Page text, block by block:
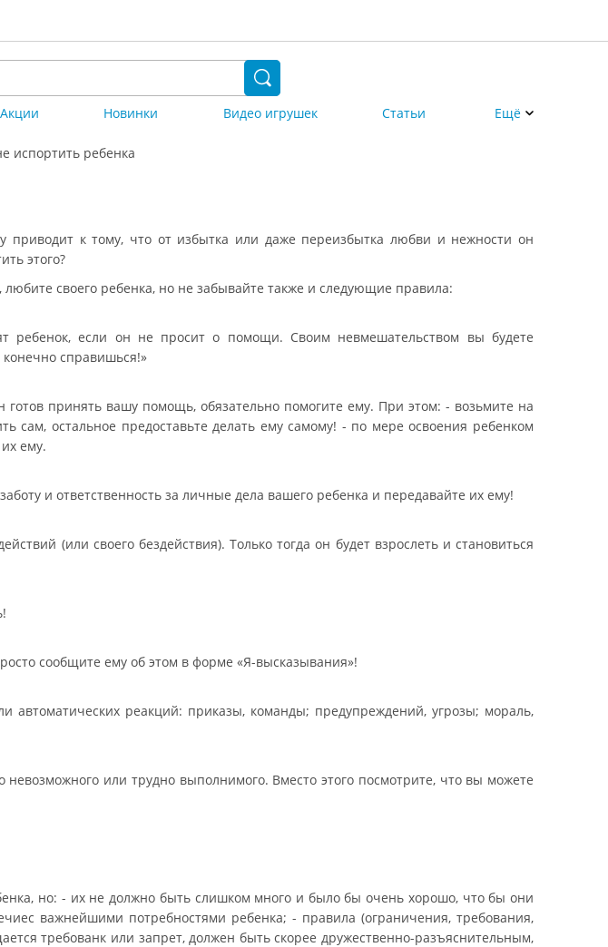
Акции Новинки Видео игрушек Статьи Ещё
испортить ребенка
приводит к тому, что от избытка или даже переизбытка любви и нежности он
этого?
любите своего ребенка, но не забывайте также и следующие правила:
ребенок, если он не просит о помощи. Своим невмешательством вы будете
справишься!»
готов принять вашу помощь, обязательно помогите ему. При этом: - возьмите на
сам, остальное предоставьте делать ему самому! - по мере освоения ребенком
ему.
и ответственность за личные дела вашего ребенка и передавайте их ему!
(или своего бездействия). Только тогда он будет взрослеть и становиться
сообщите ему об этом в форме «Я-высказывания»!
реакций: приказы, команды; предупреждений, угрозы; мораль,
или трудно выполнимого. Вместо этого посмотрите, что вы можете
но: - их не должно быть слишком много и было бы очень хорошо, что бы они
важнейшими потребностями ребенка; - правила (ограничения, требования,
требованк или запрет, должен быть скорее дружественно-разъяснительным,